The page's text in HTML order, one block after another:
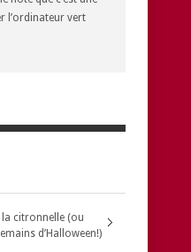
l’ordinateur vert
citronnelle (ou
d’Halloween!)